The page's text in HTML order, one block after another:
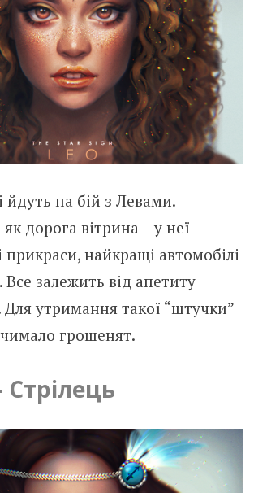
йдуть на бій з Левами.
дорога вітрина – у неї
прикраси, найкращі автомобілі
Все залежить від апетиту
Для утримання такої “штучки”
грошенят.
Стрілець